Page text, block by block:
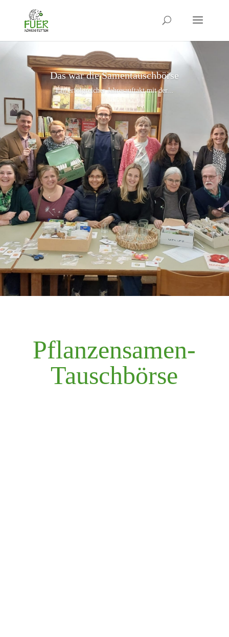
Das war die Samentauschbörse
Ein erfolgreicher Jahresauftakt mit der...
Pflanzensamen-
Tauschbörse